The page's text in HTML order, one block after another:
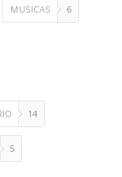
MUSICAS 6
14
5